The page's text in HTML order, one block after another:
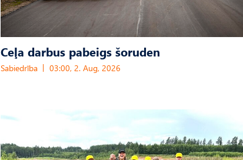
Ceļa darbus pabeigs šoruden
Sabiedrība 03:00, 2. Aug, 2026